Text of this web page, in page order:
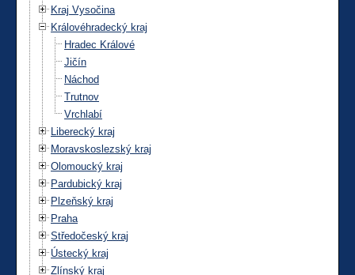
Kraj Vysočina
Královéhradecký kraj
Hradec Králové
Jičín
Náchod
Trutnov
Vrchlabí
Liberecký kraj
Moravskoslezský kraj
Olomoucký kraj
Pardubický kraj
Plzeňský kraj
Praha
Středočeský kraj
Ústecký kraj
Zlínský kraj